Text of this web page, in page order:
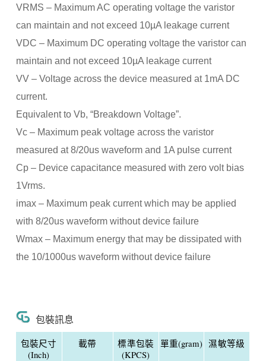
VRMS – Maximum AC operating voltage the varistor
can maintain and not exceed 10µA leakage current
VDC – Maximum DC operating voltage the varistor can
maintain and not exceed 10µA leakage current
VV – Voltage across the device measured at 1mA DC
current.
Equivalent to Vb, “Breakdown Voltage”.
Vc – Maximum peak voltage across the varistor
measured at 8/20us waveform and 1A pulse current
Cp – Device capacitance measured with zero volt bias
1Vrms.
imax – Maximum peak current which may be applied
with 8/20us waveform without device failure
Wmax – Maximum energy that may be dissipated with
the 10/1000us waveform without device failure
包裝訊息
包裝尺寸
(Inch)
載帶
標準包裝
(KPCS)
單重(gram) 濕敏等級